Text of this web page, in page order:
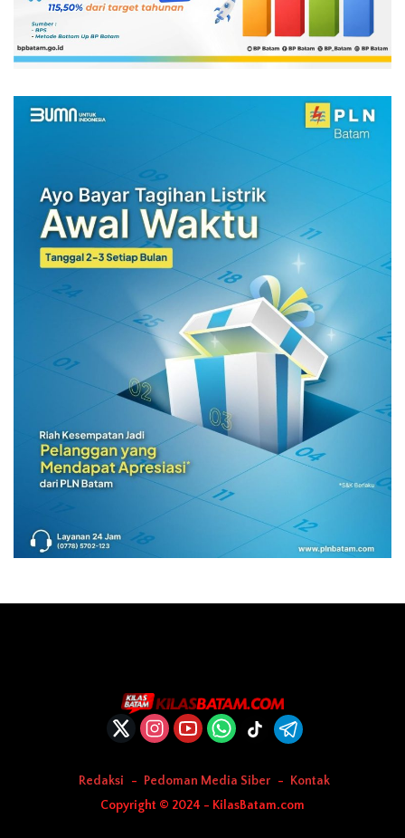
Redaksi Pedoman Media Siber
Kontak
Copyright © 2024 - KilasBatam.com